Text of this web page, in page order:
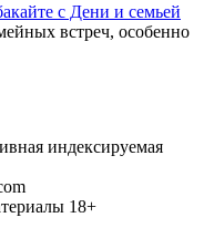
с Дени и семьей
встреч, особенно
индексируемая
18+